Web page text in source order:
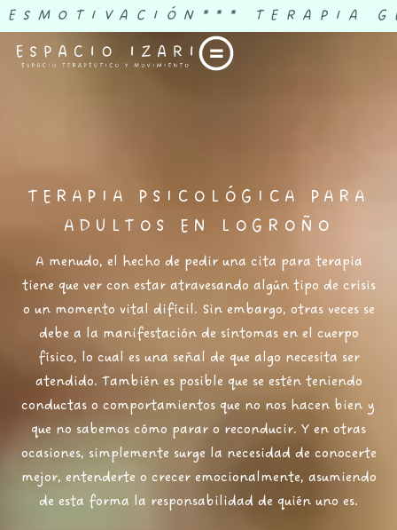
*** TERAPIA
TERAPIA PSICOLÓGICA PARA
ADULTOS EN LOGROÑO
A menudo, el hecho de pedir una cita para terapia
tiene que ver con estar atravesando algún tipo de crisis
o un momento vital difícil. Sin embargo, otras vecesse
debe a la manifestación de síntomas en el cuerpo
físico, lo cual esuna señal de que algo necesita ser
atendido. También es posible que se estén teniendo
conductas o comportamientos que no nos hacen bien y
que no sabemos cómo parar o reconducir. Y en otras
ocasiones, simplemente surge la necesidad de conocerte
mejor, entenderte o crecer emocionalmente, asumiendo
de esta forma la responsabilidad de quién uno es.